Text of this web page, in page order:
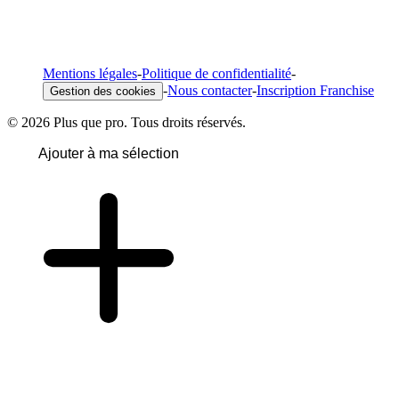
Mentions légales-Politique de confidentialité-
Gestion des cookies -Nous contacter-Inscription Franchise
© 2026 Plus que pro. Tous droits réservés.
Ajouter à ma sélection